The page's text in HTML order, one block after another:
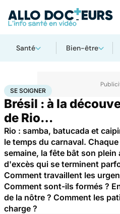
Santé Bien-être
AccueilSanté Urgences Se soigner
SE SOIGNER
Brésil : à la
de Rio…
Rio : samba, batucada et
le temps du carnaval.
semaine, la fête bât son
d'excès qui se terminent
Comment travaillent les
Comment sont-ils formés ?
de la nôtre ? Comment les
charge ?